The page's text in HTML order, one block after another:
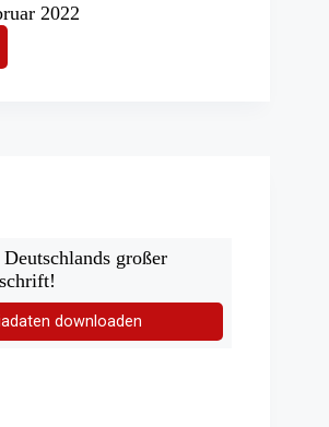
2022
großer
downloaden